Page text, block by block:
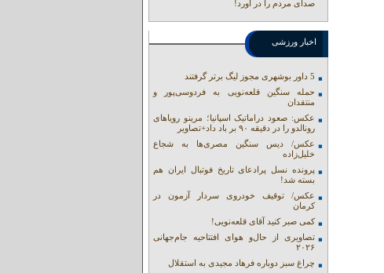
صدای مردم را در آورد!
اخبار ورزشی
5 داور بوشهری مجوز لیگ برتر گرفتند
حمله سنگین قلعه‌نویی به فردوسی‌پور و
منتقدان
عکس: صعود دراماتیک اسپانیا؛ مرینو رویاهای
رونالدو را در دقیقه ۹۰ بر باد داد+تصاویر
عکس/ دیس سنگین مصری‌ها به شجاع
خلیل‌زاده
پرونده نسل پرادعای تاریخ فوتبال ایران هم
بسته شد!
عکس/ توقیف خودروی سردار آزمون در
کرمان
کمی صبر کنید آقای قلعه‌نویی!
تصاویری از حال‌و هوای افتتاحیه جام‌جهانی
۲۰۲۶
چراغ سبز دوباره فرهاد مجیدی به استقلال